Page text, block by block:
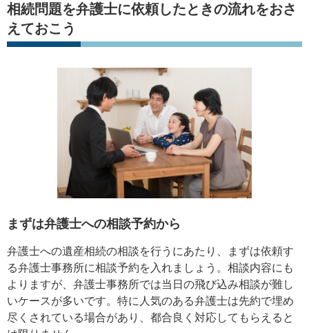
相続問題を弁護士に依頼したときの流れをおさ
えておこう
まずは弁護士への相談予約から
弁護士への遺産相続の相談を行うにあたり、まずは依頼す
る弁護士事務所に相談予約を入れましょう。相談内容にも
よりますが、弁護士事務所では当日の飛び込み相談が難し
いケースが多いです。特に人気のある弁護士は先約で埋め
尽くされている場合があり、都合良く対応してもらえると